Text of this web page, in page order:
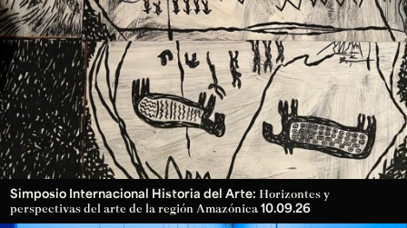
Simposio Internacional Historia del Arte: Horizontes y
perspectivas del arte de la región Amazónica 10.09.26